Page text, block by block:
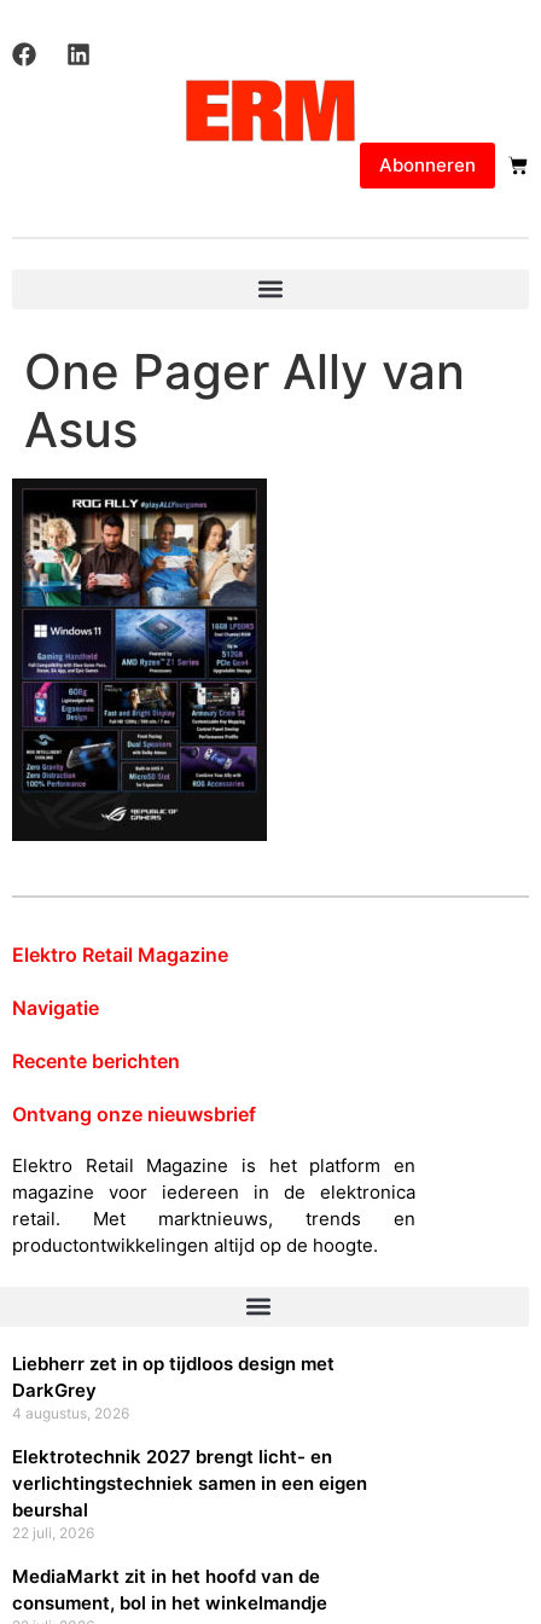
Abonneren
One Pager Ally van
Asus
Elektro Retail Magazine
Navigatie
Recente berichten
Ontvang onze nieuwsbrief
Elektro Retail Magazine is het platform en
magazine voor iedereen in de elektronica
retail. Met marktnieuws, trends en
productontwikkelingen altijd op de hoogte.
Liebherr zet in op tijdloos design met
DarkGrey
4 augustus, 2026
Elektrotechnik 2027 brengt licht- en
verlichtingstechniek samen in een eigen
beurshal
22 juli, 2026
MediaMarkt zit in het hoofd van de
consument, bol in het winkelmandje